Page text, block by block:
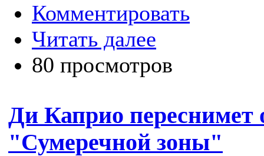
Комментировать
Читать далее
80 просмотров
Ди Каприо переснимет
"Сумеречной зоны"